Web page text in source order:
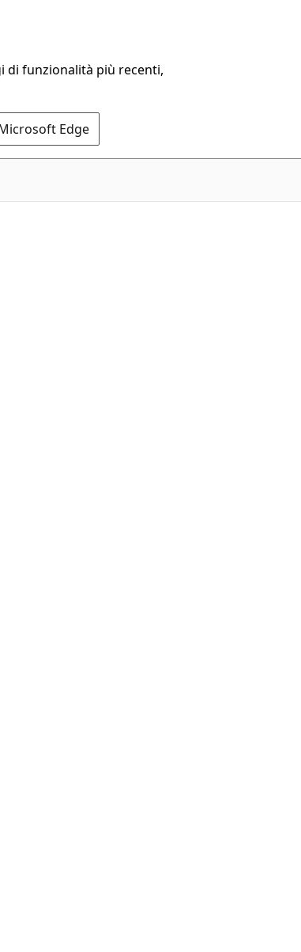
di funzionalità più recenti,
Edge